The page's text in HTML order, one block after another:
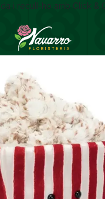
i recull-ho amb Click &